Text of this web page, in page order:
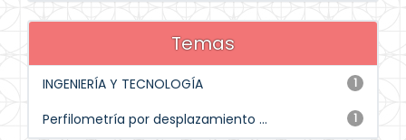
Temas
1
INGENIERÍA Y TECNOLOGÍA
1
Perfilometría por desplazamiento ...